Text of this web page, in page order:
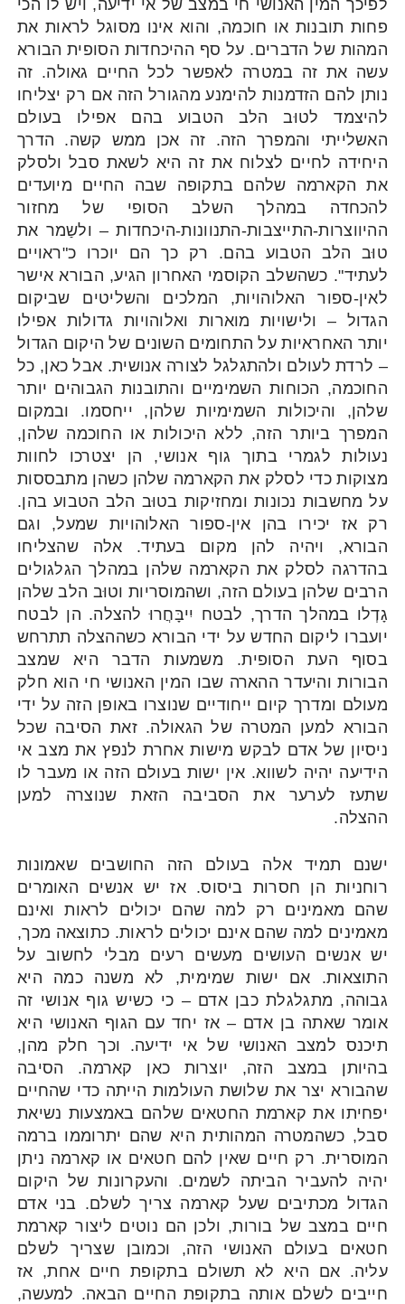
לפיכך המין האנושי חי במצב של אי ידיעה, ויש לו הכי
פחות תובנות או חוכמה, והוא אינו מסוגל לראות את
המהות של הדברים. על סף ההיכחדות הסופית הבורא
עשה את זה במטרה לאפשר לכל החיים גאולה. זה
נותן להם הזדמנות להימנע מהגורל הזה אם רק יצליחו
להיצמד לטוּב הלב הטבוע בהם אפילו בעולם
האשלייתי והמפרך הזה. זה אכן ממש קשה. הדרך
היחידה לחיים לצלוח את זה היא לשאת סבל ולסלק
את הקארמה שלהם בתקופה שבה החיים מיועדים
להכחדה במהלך השלב הסופי של מחזור
ההיווצרות-התייצבות-התנוונות-היכחדות – ולשַמר את
טוּב הלב הטבוע בהם. רק כך הם יוכרו כ"ראויים
לעתיד". כשהשלב הקוסמי האחרון הגיע, הבורא אישר
לאין-ספור האלוהויות, המלכים והשליטים שביקום
הגדול – ולישויות מוארות ואלוהויות גדולות אפילו
יותר האחראיות על התחומים השונים של היקום הגדול
– לרדת לעולם ולהתגלגל לצורה אנושית. אבל כאן, כל
החוכמה, הכוחות השמימיים והתובנות הגבוהים יותר
שלהן, והיכולות השמימיות שלהן, ייחסמו. ובמקום
המפרך ביותר הזה, ללא היכולות או החוכמה שלהן,
נעולות לגמרי בתוך גוף אנושי, הן יצטרכו לחוות
מצוקות כדי לסלק את הקארמה שלהן כשהן מתבססות
על מחשבות נכונות ומחזיקות בטוּב הלב הטבוע בהן.
רק אז יכירו בהן אין-ספור האלוהויות שמעל, וגם
הבורא, ויהיה להן מקום בעתיד. אלה שהצליחו
בהדרגה לסלק את הקארמה שלהן במהלך הגלגולים
הרבים שלהן בעולם הזה, ושהמוסריות וטוּב הלב שלהן
גָדְלו במהלך הדרך, לבטח יִיבָּחֲרוּ להצלה. הן לבטח
יועברו ליקום החדש על ידי הבורא כשההצלה תתרחש
בסוף העת הסופית. משמעות הדבר היא שמצב
הבורות והיעדר ההארה שבו המין האנושי חי הוא חלק
מעולם ומדרך קיום ייחודיים שנוצרו באופן הזה על ידי
הבורא למען המטרה של הגאולה. זאת הסיבה שכל
ניסיון של אדם לבקש מישות אחרת לנפץ את מצב אי
הידיעה יהיה לשווא. אין ישות בעולם הזה או מעבר לו
שתעז לערער את הסביבה הזאת שנוצרה למען
ההצלה.
ישנם תמיד אלה בעולם הזה החושבים שאמונות
רוחניות הן חסרות ביסוס. אז יש אנשים האומרים
שהם מאמינים רק למה שהם יכולים לראות ואינם
מאמינים למה שהם אינם יכולים לראות. כתוצאה מכך,
יש אנשים העושים מעשים רעים מבלי לחשוב על
התוצאות. אם ישות שמימית, לא משנה כמה היא
גבוהה, מתגלגלת כבן אדם – כי כשיש גוף אנושי זה
אומר שאתה בן אדם – אז יחד עם הגוף האנושי היא
תיכנס למצב האנושי של אי ידיעה. וכך חלק מהן,
בהיותן במצב הזה, יוצרות כאן קארמה. הסיבה
שהבורא יצר את שלושת העולמות הייתה כדי שהחיים
יפחיתו את קארמת החטאים שלהם באמצעות נשיאת
סבל, כשהמטרה המהותית היא שהם יתרוממו ברמה
המוסרית. רק חיים שאין להם חטאים או קארמה ניתן
יהיה להעביר הביתה לשמים. והעקרונות של היקום
הגדול מכתיבים שעל קארמה צריך לשלם. בני אדם
חיים במצב של בורות, ולכן הם נוטים ליצור קארמת
חטאים בעולם האנושי הזה, וכמובן שצריך לשלם
עליה. אם היא לא תשולם בתקופת חיים אחת, אז
חייבים לשלם אותה בתקופת החיים הבאה. למעשה,